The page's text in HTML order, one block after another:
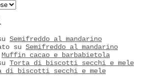
Semifreddo al mandarino
su Semifreddo al mandarino
Muffin cacao e barbabietola
Torta di biscotti secchi e mele
di biscotti secchi e mele